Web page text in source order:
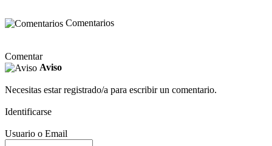
Comentarios
Comentar
Aviso
Necesitas estar registrado/a para escribir un comentario.
Identificarse
Usuario o Email